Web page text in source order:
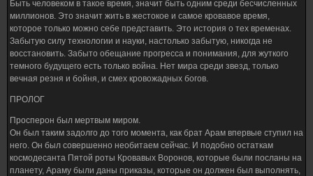
Быть человеком в такое время, значит быть одним среди бесчисленных
миллионов. Это значит жить в жестокое и самое кровавое время,
которое только можно себе представить. Это история о тех временах.
Забытую силу технологии и науки, настолько забытую, никогда не
восстановить. Забыто обещание прогресса и понимания, для жуткого
темного будущего есть только война. Нет мира среди звезд, только
вечная резня и бойня, и смех кровожадных богов.
ПРОЛОГ
Просперон был мертвым миром.
Он был таким задолго до того момента, как брат Арам впервые ступил на
него. Он был совершенно необитаем сейчас. И подобно остаткам
космодесанта Пятой роты Кровавых Воронов, которые были посланы на
планету, Араму были даны приказы, которые он должен был выполнять,